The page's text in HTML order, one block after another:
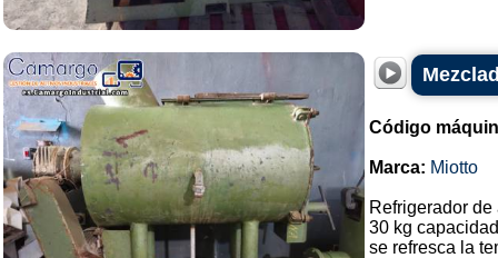
Código
Marca: Miotto
Refrigerador
30 kg
se refresca la